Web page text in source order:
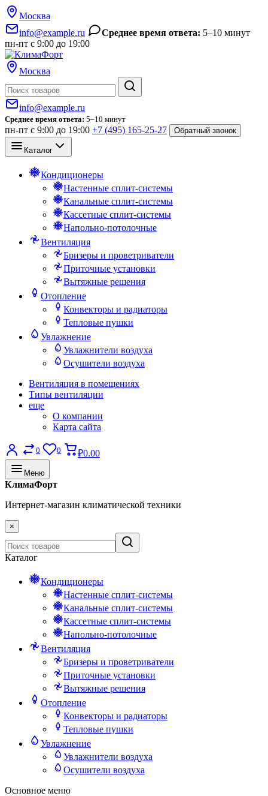
Москва
info@example.ru
Среднее время ответа: 5–10 минут
пн-пт с 9:00 до 19:00
Москва
info@example.ru
Среднее время ответа: 5–10 минут
пн-пт с 9:00 до 19:00 +7 (495) 165-25-27 Обратный звонок
Каталог
Кондиционеры
Настенные сплит-системы
Канальные сплит-системы
Кассетные сплит-системы
Напольно-потолочные
Вентиляция
Бризеры и проветриватели
Приточные установки
Вытяжные решения
Отопление
Конвекторы и радиаторы
Тепловые пушки
Увлажнение
Увлажнители воздуха
Осушители воздуха
Вентиляция в помещениях
Типы вентиляции
еще
О компании
Карта сайта
0 0 ₽0.00
Меню
КлимаФорт
Интернет-магазин климатической техники
×
Каталог
Кондиционеры
Настенные сплит-системы
Канальные сплит-системы
Кассетные сплит-системы
Напольно-потолочные
Вентиляция
Бризеры и проветриватели
Приточные установки
Вытяжные решения
Отопление
Конвекторы и радиаторы
Тепловые пушки
Увлажнение
Увлажнители воздуха
Осушители воздуха
Основное меню